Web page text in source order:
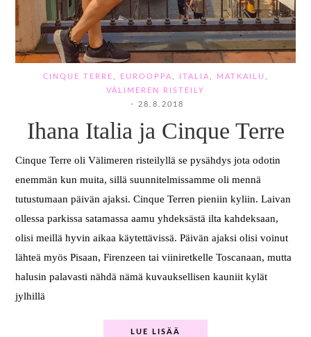
CINQUE TERRE EUROOPPA ITALIA MATKAILU
VÄLIMEREN RISTEILY
·
28.8.2018
Ihana Italia ja Cinque Terre
Cinque Terre oli Välimeren risteilyllä se pysähdys jota odotin
enemmän kun muita, sillä suunnitelmissamme oli mennä
tutustumaan päivän ajaksi. Cinque Terren pieniin kyliin. Laivan
ollessa parkissa satamassa aamu yhdeksästä ilta kahdeksaan,
olisi meillä hyvin aikaa käytettävissä. Päivän ajaksi olisi voinut
lähteä myös Pisaan, Firenzeen tai viiniretkelle Toscanaan, mutta
halusin palavasti nähdä nämä kuvauksellisen kauniit kylät
jylhillä
LUE LISÄÄ